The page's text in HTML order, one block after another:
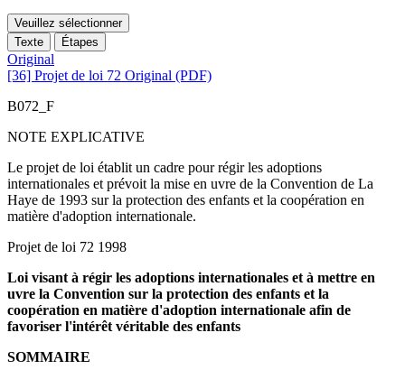
Veuillez sélectionner
Texte
Étapes
Original
[36] Projet de loi 72 Original (PDF)
B072_F
NOTE EXPLICATIVE
Le projet de loi établit un cadre pour régir les adoptions
internationales et prévoit la mise en uvre de la Convention de La
Haye de 1993 sur la protection des enfants et la coopération en
matière d'adoption internationale.
Projet de loi 72 1998
Loi visant à régir les adoptions internationales et à mettre en
uvre la Convention sur la protection des enfants et la
coopération en matière d'adoption internationale afin de
favoriser l'intérêt véritable des enfants
SOMMAIRE